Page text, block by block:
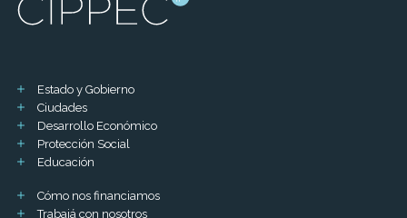
Estado y Gobierno
Ciudades
Desarrollo Económico
Protección Social
Educación
Cómo nos financiamos
Trabajá con nosotros